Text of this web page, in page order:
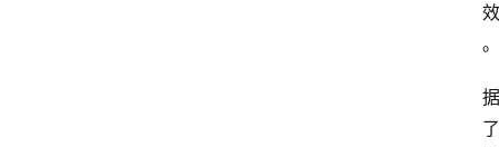
效
。
据
了